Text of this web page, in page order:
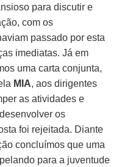
para discutir e
com os
passado por esta
imediatas. Já em
uma carta conjunta,
MIA, aos dirigentes
as atividades e
os
foi rejeitada. Diante
concluímos que uma
para a juventude